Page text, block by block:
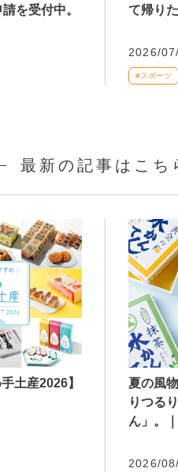
を受付中。
て帰りた
2026/
#スポーツ
最新の記事はこち
土産2026】
夏の風
りつる
ん」。
2026/